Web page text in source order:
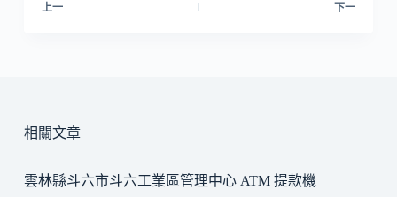
上一 下一
相關文章
雲林縣斗六市斗六工業區管理中心 ATM 提款機